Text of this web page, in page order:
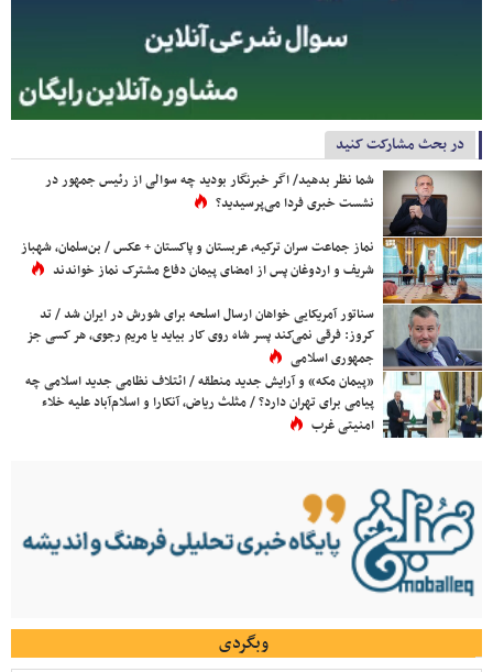
در بحث مشارکت کنید
شما نظر بدهید/ اگر خبرنگار بودید چه سوالی از رئیس جمهور در
نشست خبری فردا می‌پرسیدید؟
نماز جماعت سران ترکیه، عربستان و پاکستان + عکس / بن‌سلمان، شهباز
شریف و اردوغان پس از امضای پیمان دفاع مشترک نماز خواندند
سناتور آمریکایی خواهان ارسال اسلحه برای شورش در ایران شد / تد
کروز: فرقی نمی‌کند پسر شاه روی کار بیاید یا مریم رجوی، هر کسی جز
جمهوری اسلامی
«پیمان مکه» و آرایش جدید منطقه / ائتلاف نظامی جدید اسلامی چه
پیامی برای تهران دارد؟ / مثلث ریاض، آنکارا و اسلام‌آباد علیه خلاء
امنیتی غرب
وبگردی